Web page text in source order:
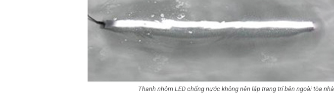
Thanh nhôm LED chống nước không nên lắp trang trí bên ngoài tòa nhà